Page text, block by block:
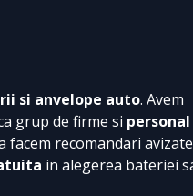
si anvelope auto. Avem
grup de firme si personal
facem recomandari
in alegerea bateriei